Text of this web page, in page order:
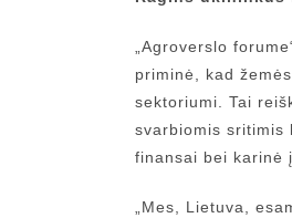
„Agroverslo
priminė, kad
sektoriumi. Tai
svarbiomis sritimis
finansai bei karinė
„Mes, Lietuva,